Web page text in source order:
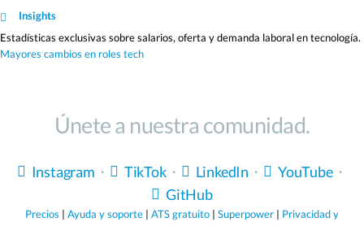
Insights
Estadísticas exclusivas sobre salarios, oferta y demanda laboral en tecnología.
Mayores cambios en roles tech
Únete a nuestra comunidad.
Instagram ・ TikTok・ LinkedIn ・ YouTube・
GitHub
Precios | Ayuda y soporte | ATS gratuito | Superpower | Privacidad y